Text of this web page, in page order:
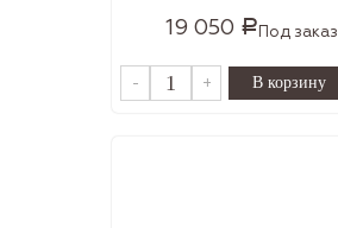
19 050 Р Под заказ
- +